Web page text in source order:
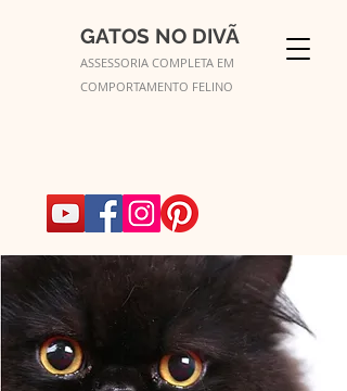
GATOS NO DIVÃ
ASSESSORIA COMPLETA EM
COMPORTAMENTO FELINO